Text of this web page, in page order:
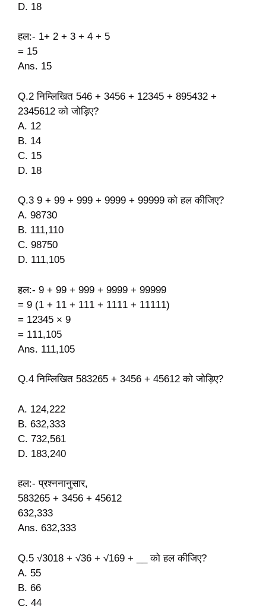
D. 18
हल:- 1+ 2 + 3 + 4 + 5
= 15
Ans. 15
Q.2 निम्लिखित 546 + 3456 + 12345 + 895432 +
2345612 को जोड़िए?
A. 12
B. 14
C. 15
D. 18
Q.3 9 + 99 + 999 + 9999 + 99999 को हल कीजिए?
A. 98730
B. 111,110
C. 98750
D. 111,105
हल:- 9 + 99 + 999 + 9999 + 99999
= 9 (1 + 11 + 111 + 1111 + 11111)
= 12345 × 9
= 111,105
Ans. 111,105
Q.4 निम्लिखित 583265 + 3456 + 45612 को जोड़िए?
A. 124,222
B. 632,333
C. 732,561
D. 183,240
हल:- प्रश्ननानुसार,
583265 + 3456 + 45612
632,333
Ans. 632,333
Q.5 √3018 + √36 + √169 + __ को हल कीजिए?
A. 55
B. 66
C. 44